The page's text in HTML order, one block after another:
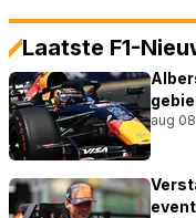
Laatste F1-
aug